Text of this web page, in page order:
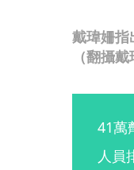
戴瑋姍指
（翻攝
41萬
人員